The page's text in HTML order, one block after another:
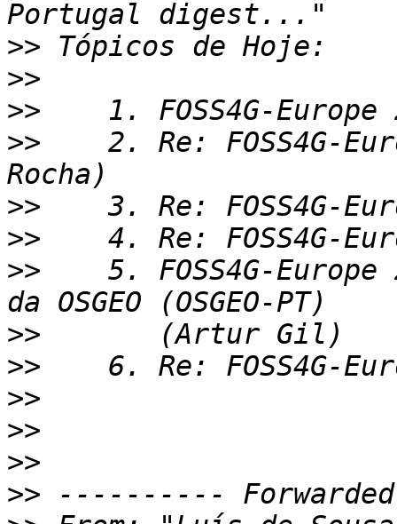
>>
>>
>>
>>
2. Re: FOSS4G-
>>
>>
>>
5. FOSS4G-Europe
>>
>>
>>
>>
>>
>>